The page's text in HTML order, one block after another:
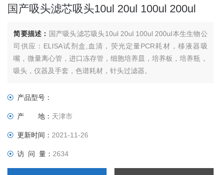
国产吸头滤芯吸头10ul 20ul 100ul 200ul
简要描述： 国产吸头滤芯吸头10ul 20ul 100ul 200ul本生生物公
司供应：ELISA试剂盒,血清，荧光定量PCR耗材，移液器吸
嘴，微量离心管，进口冻存管，细胞培养皿，培养板，培养瓶，
吸头，仪器及手套，色谱耗材，针头过滤器。
产品型号：
产 地： 天津市
更新时间：2021-11-26
访 问 量：2634